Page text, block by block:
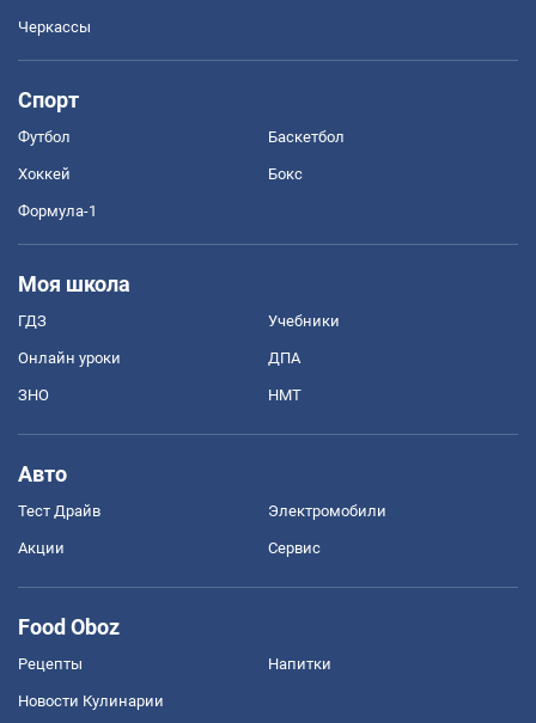
Черкассы
Спорт
Футбол Баскетбол
Хоккей Бокс
Формула-1
Моя школа
ГДЗ Учебники
Онлайн уроки ДПА
ЗНО НМТ
Авто
Тест Драйв Электромобили
Акции Сервис
Food Oboz
Рецепты Напитки
Новости Кулинарии